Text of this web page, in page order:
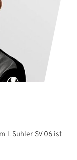
1. Suhler SV 06 ist